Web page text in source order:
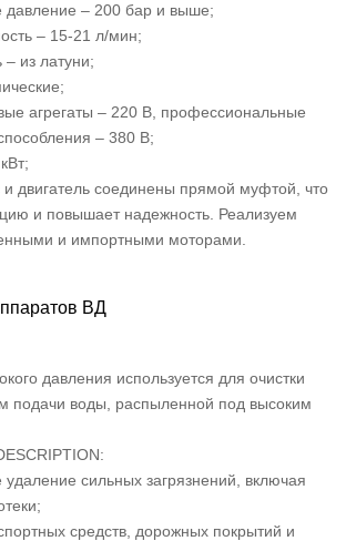
– 200 бар и выше;
– 15-21 л/мин;
из латуни;
агрегаты – 220 В, профессиональные
– 380 В;
двигатель соединены прямой муфтой, что
и повышает надежность. Реализуем
и импортными моторами.
ВД
давления используется для очистки
подачи воды, распыленной под высоким
сильных загрязнений, включая
средств, дорожных покрытий и